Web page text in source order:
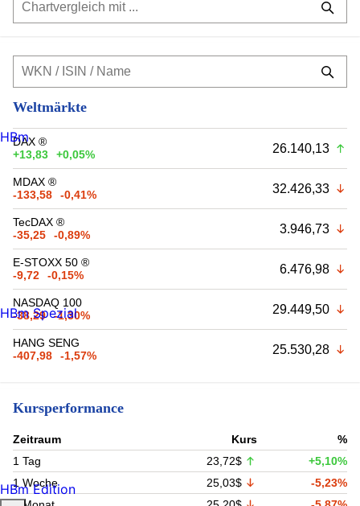
Weltmärkte
DAX ®
+13,83
+0,05% 26.140,13
MDAX ®
-133,58
-0,41% 32.426,33
TecDAX ®
-35,25
-0,89% 3.946,73
E-STOXX 50 ®
-9,72
-0,15% 6.476,98
NASDAQ 100
-38,29
-1,30% 29.449,50
HANG SENG
-407,98
-1,57% 25.530,28
Kursperformance
Zeitraum Kurs
%
1 Tag
23,72$
+5,10%
1 Woche
25,03$
-5,23%
HBm
HBm Spezial
HBm Edition